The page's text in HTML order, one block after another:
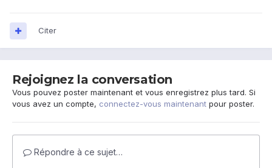
Citer
Rejoignez la conversation
Vous pouvez poster maintenant et vous enregistrez plus tard. Si
vous avez un compte, connectez-vous maintenant pour poster.
Répondre à ce sujet…